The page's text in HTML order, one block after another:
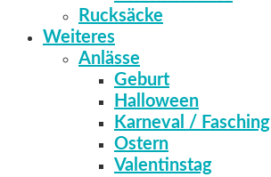
Rucksäcke
Weiteres
Anlässe
Geburt
Halloween
Karneval / Fasching
Ostern
Valentinstag